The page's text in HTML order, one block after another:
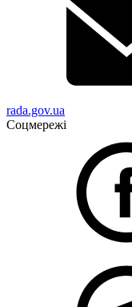
rada.gov.ua
Соцмережі